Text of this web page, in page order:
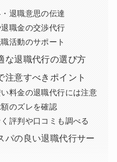
退職意思の伝達
職金の交渉代行
活動のサポート
な退職代行の選び方
注意すべきポイント
料金の退職代行には注意
のズレを確認
評判や口コミも調べる
パの良い退職代行サー